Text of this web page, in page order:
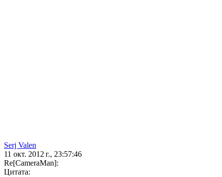
Serj Valen
11 окт. 2012 г., 23:57:46
Re[CameraMan]:
Цитата: